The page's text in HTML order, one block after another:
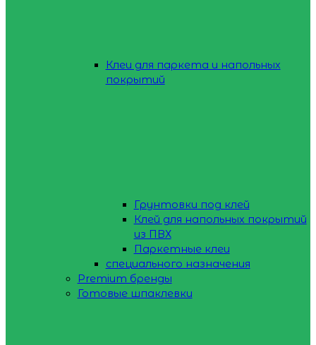
Клеи для паркета и напольных
покрытий
Грунтовки под клей
Клей для напольных покрытий
из ПВХ
Паркетные клеи
специального назначения
Premium бренды
Готовые шпаклевки